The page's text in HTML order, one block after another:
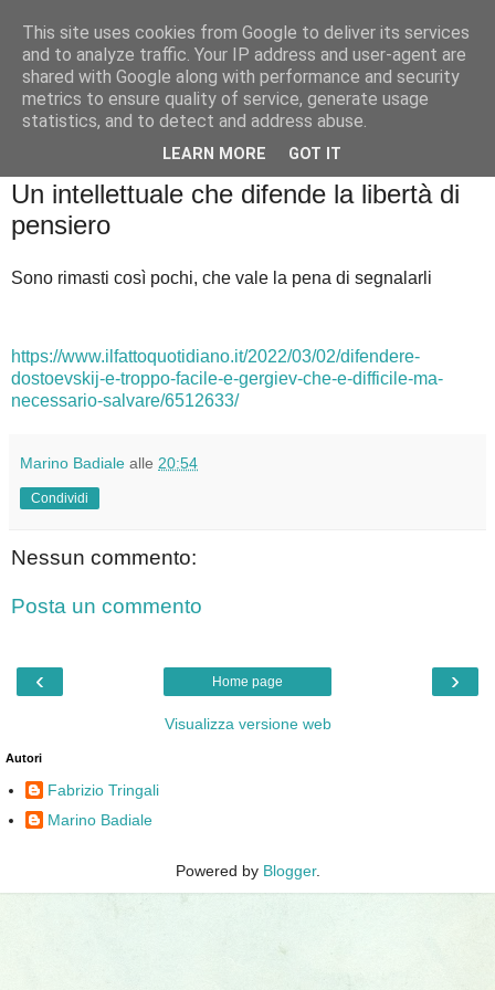
Badiale & Tringali
Un intellettuale che difende la libertà di
pensiero
Sono rimasti così pochi, che vale la pena di segnalarli
https://www.ilfattoquotidiano.it/2022/03/02/difendere-
dostoevskij-e-troppo-facile-e-gergiev-che-e-difficile-ma-
necessario-salvare/6512633/
Marino Badiale alle 20:54
Condividi
Nessun commento:
Posta un commento
‹ ›
Home page
Visualizza versione web
Autori
Fabrizio Tringali
Marino Badiale
Powered by Blogger.
This site uses cookies from Google to deliver its services
and to analyze traffic. Your IP address and user-agent are
shared with Google along with performance and security
metrics to ensure quality of service, generate usage
statistics, and to detect and address abuse.
LEARN MORE GOT IT